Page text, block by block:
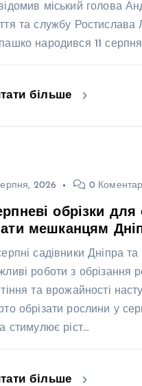
міський голова
та службу Ростислава
народився 11
більше
2026 0
обрізки
мешканцям
садівники Дніпра
роботи з обрізання
та врожайності
обрізати рослини у
стимулює ріст…
більше